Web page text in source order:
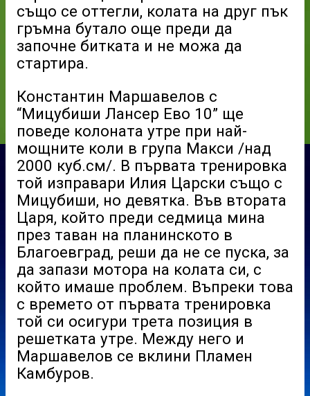
също се оттегли, колата на друг пък
гръмна бутало още преди да
започне битката и не можа да
стартира.
Константин Маршавелов с
“Мицубиши Лансер Ево 10” ще
поведе колоната утре при най-
мощните коли в група Макси /над
2000 куб.см/. В първата тренировка
той изправари Илия Царски също с
Мицубиши, но девятка. Във втората
Царя, който преди седмица мина
през таван на планинското в
Благоевград, реши да не се пуска, за
да запази мотора на колата си, с
който имаше проблем. Въпреки това
с времето от първата тренировка
той си осигури трета позиция в
решетката утре. Между него и
Маршавелов се вклини Пламен
Камбуров.